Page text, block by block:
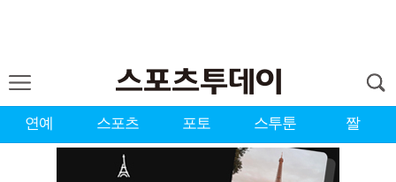
연예 스포츠 포토 스투툰 짤